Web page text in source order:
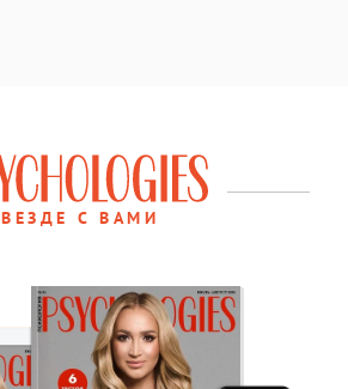
ВЕЗДЕ С ВАМИ